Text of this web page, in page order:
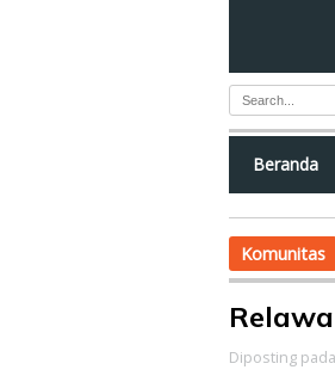
Beranda
Komunitas
Diposting